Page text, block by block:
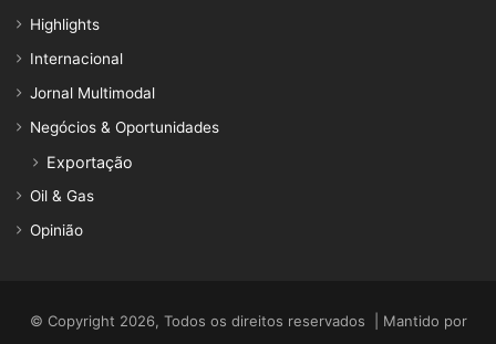
Highlights
Internacional
Jornal Multimodal
Negócios & Oportunidades
Exportação
Oil & Gas
Opinião
© Copyright 2026, Todos os direitos reservados | Mantido por